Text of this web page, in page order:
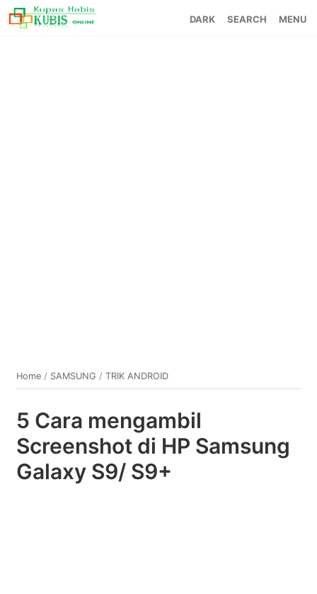
SEARCH MENU
Home / SAMSUNG /TRIK ANDROID
5 Cara mengambil
Screenshot di HP Samsung
Galaxy S9/ S9+